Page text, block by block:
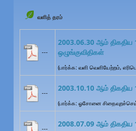
வளித் தரம்
---
2003.06.30 ஆம்
ஒழுங்குவிதிகள்
(பார்க்க: வளி வெளியேற்றம்,
--- 2003.10.10 ஆம்
(பார்க்க: ஓசோனை
--- 2008.07.09 ஆம்